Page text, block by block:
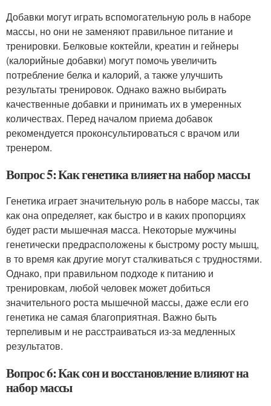
Добавки могут играть вспомогательную роль в наборе
массы, но они не заменяют правильное питание и
тренировки. Белковые коктейли, креатин и гейнеры
(калорийные добавки) могут помочь увеличить
потребление белка и калорий, а также улучшить
результаты тренировок. Однако важно выбирать
качественные добавки и принимать их в умеренных
количествах. Перед началом приема добавок
рекомендуется проконсультироваться с врачом или
тренером.
Вопрос 5: Как генетика влияет на набор массы
Генетика играет значительную роль в наборе массы, так
как она определяет, как быстро и в каких пропорциях
будет расти мышечная масса. Некоторые мужчины
генетически предрасположены к быстрому росту мышц,
в то время как другие могут сталкиваться с трудностями.
Однако, при правильном подходе к питанию и
тренировкам, любой человек может добиться
значительного роста мышечной массы, даже если его
генетика не самая благоприятная. Важно быть
терпеливым и не расстраиваться из-за медленных
результатов.
Вопрос 6: Как сон и восстановление влияют на
набор массы